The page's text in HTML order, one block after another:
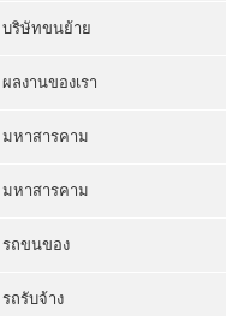
บริษัทขนย้าย
ผลงานของเรา
มหาสารคาม
มหาสารคาม
รถขนของ
รถรับจ้าง